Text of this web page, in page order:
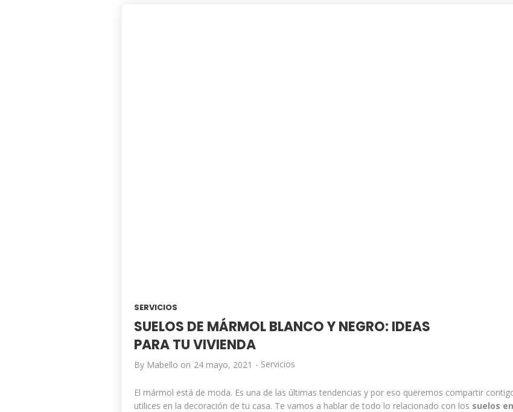
SERVICIOS
SUELOS DE MÁRMOL BLANCO Y NEGRO: IDEAS
PARA TU VIVIENDA
By Mabello on 24 mayo, 2021 - Servicios
El mármol está de moda. Es una de las últimas tendencias y por eso queremos compartir
utilices en la decoración de tu casa. Te vamos a hablar de todo lo relacionado con los suelos